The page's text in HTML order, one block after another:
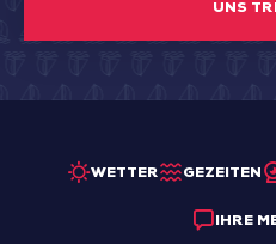
UNS
WETTER GEZEITEN
IHRE